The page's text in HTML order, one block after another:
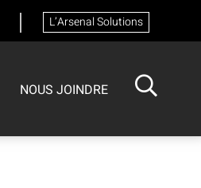
L’Arsenal Solutions
NOUS JOINDRE